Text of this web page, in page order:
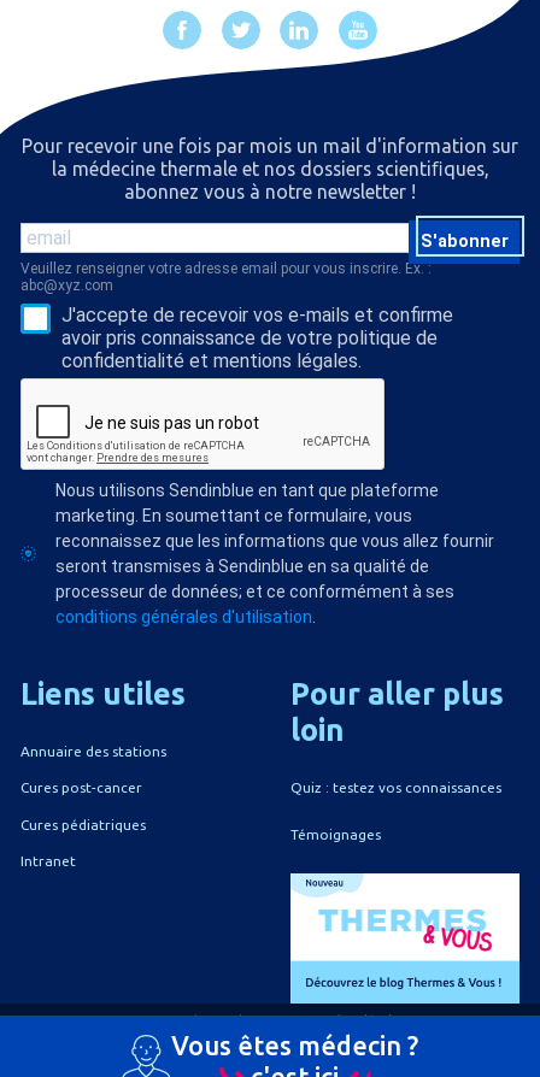
Vous êtes médecin ?
Pour recevoir une fois par mois un mail d'information sur
la médecine thermale et nos dossiers scientiﬁques,
abonnez vous à notre newsletter !
S'abonner
Veuillez renseigner votre adresse email pour vous inscrire. Ex. :
abc@xyz.com
J'accepte de recevoir vos e-mails et confirme
avoir pris connaissance de votre politique de
confidentialité et mentions légales.
Nous utilisons Sendinblue en tant que plateforme
marketing. En soumettant ce formulaire, vous
reconnaissez que les informations que vous allez fournir
seront transmises à Sendinblue en sa qualité de
processeur de données; et ce conformément à ses
conditions générales d'utilisation
Liens utiles
Annuaire des stations
Cures post-cancer
Cures pédiatriques
Intranet
Pour aller plus
loin
Quiz : testez vos connaissances
Témoignages
Politique de confidentialité Politique de gestion des cookies